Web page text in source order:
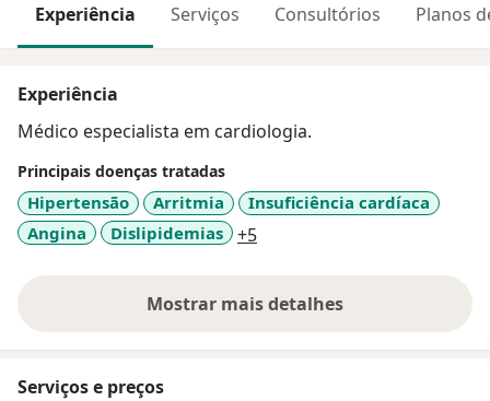
Experiência Serviços Consultórios Planos
Experiência
Médico especialista em cardiologia.
Principais doenças tratadas
Hipertensão Arritmia
Insuficiência cardíaca
Angina
Dislipidemias +5a11y_sr_more_diseases
Mostrar mais detalhes
sobre a experiência
Serviços e preços